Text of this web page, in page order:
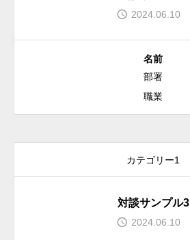
働く環境
アクセス
2024.06.10
名前
部署
職業
カテゴリー1
対談サンプル3
2024.06.10